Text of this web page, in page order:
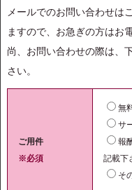
メールでのお問い合わせは
ますので、お急ぎの方はお
尚、お問い合わせの際は、
さい。
ご用件
※必須
無
サ
報
記載下
そ